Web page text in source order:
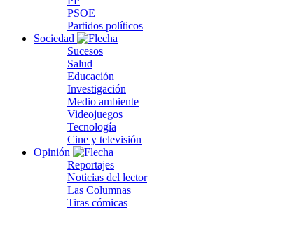
PSOE
Partidos políticos
Sociedad
Sucesos
Salud
Educación
Investigación
Medio ambiente
Videojuegos
Tecnología
Cine y televisión
Opinión
Reportajes
Noticias del lector
Las Columnas
Tiras cómicas